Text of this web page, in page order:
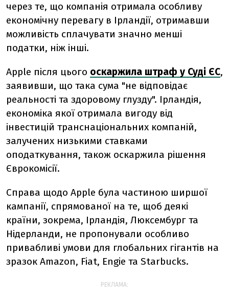
через те, що компанія отримала особливу
економічну перевагу в Ірландії, отримавши
можливість сплачувати значно менші
податки, ніж інші.
Apple після цього оскаржила штраф у Суді ЄС,
заявивши, що така сума "не відповідає
реальності та здоровому глузду". Ірландія,
економіка якої отримала вигоду від
інвестицій транснаціональних компаній,
залучених низькими ставками
оподаткування, також оскаржила рішення
Єврокомісії.
Справа щодо Apple була частиною ширшої
кампанії, спрямованої на те, щоб деякі
країни, зокрема, Ірландія, Люксембург та
Нідерланди, не пропонували особливо
привабливі умови для глобальних гігантів на
зразок Amazon, Fiat, Engie та Starbucks.
РЕКЛАМА: